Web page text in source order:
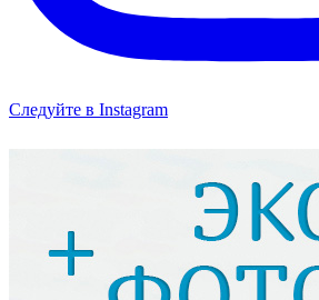
Следуйте в Instagram